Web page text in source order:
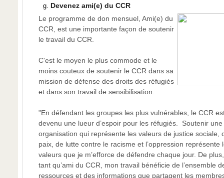
Devenez ami(e) du CCR
Le programme de don mensuel, Ami(e) du
CCR, est une importante façon de soutenir
le travail du CCR.
C'est le moyen le plus commode et le
moins couteux de soutenir le CCR dans sa
mission de défense des droits des réfugiés
et dans son travail de sensibilisation.
"En défendant les groupes les plus vulnérables, le CCR
devenu une lueur d’espoir pour les réfugiés. Soutenir une
organisation qui représente les valeurs de justice sociale,
paix, de lutte contre le racisme et l’oppression représente
valeurs que je m’efforce de défendre chaque jour. De
tant qu’ami du CCR, mon travail bénéficie de l’ensemble
ressources et des informations que partagent les